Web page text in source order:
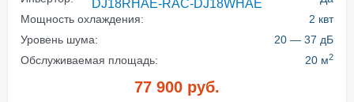
Мощность охлаждения:
2 квт
Уровень шума:
20 — 37 дБ
Обслуживаемая площадь:
20 м2
77 900 руб.